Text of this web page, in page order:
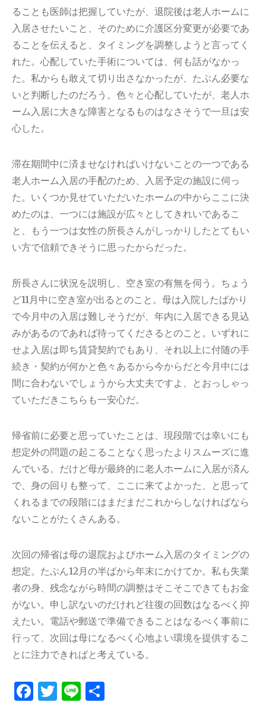
ることも医師は把握していたが、退院後は老人ホームに
入居させたいこと、そのために介護区分変更が必要であ
ることを伝えると、タイミングを調整しようと言ってく
れた。心配していた手術については、何も話がなかっ
た。私からも敢えて切り出さなかったが、たぶん必要な
いと判断したのだろう。色々と心配していたが、老人ホ
ーム入居に大きな障害となるものはなさそうで一旦は安
心した。
滞在期間中に済ませなければいけないことの一つである
老人ホーム入居の手配のため、入居予定の施設に伺っ
た。いくつか見せていただいたホームの中からここに決
めたのは、一つには施設が広々としてきれいであるこ
と、もう一つは女性の所長さんがしっかりしたとてもい
い方で信頼できそうに思ったからだった。
所長さんに状況を説明し、空き室の有無を伺う。ちょう
ど11月中に空き室が出るとのこと。母は入院したばかり
で今月中の入居は難しそうだが、年内に入居できる見込
みがあるのであれば待ってくださるとのこと。いずれに
せよ入居は即ち賃貸契約でもあり、それ以上に付随の手
続き・契約が何かと色々あるから今からだと今月中には
間に合わないでしょうから大丈夫ですよ、とおっしゃっ
ていただきこちらも一安心だ。
帰省前に必要と思っていたことは、現段階では幸いにも
想定外の問題の起こることなく思ったよりスムーズに進
んでいる。だけど母が最終的に老人ホームに入居が済ん
で、身の回りも整って、ここに来てよかった、と思って
くれるまでの段階にはまだまだこれからしなければなら
ないことがたくさんある。
次回の帰省は母の退院およびホーム入居のタイミングの
想定。たぶん12月の半ばから年末にかけてか。私も失業
者の身、残念ながら時間の調整はそこそこできてもお金
がない。申し訳ないのだけれど往復の回数はなるべく抑
えたい。電話や郵送で準備できることはなるべく事前に
行って、次回は母になるべく心地よい環境を提供するこ
とに注力できればと考えている。
F
T
Li